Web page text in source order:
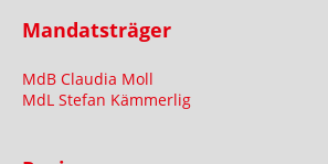
Mandatsträger
MdB Claudia Moll
MdL Stefan Kämmerlig